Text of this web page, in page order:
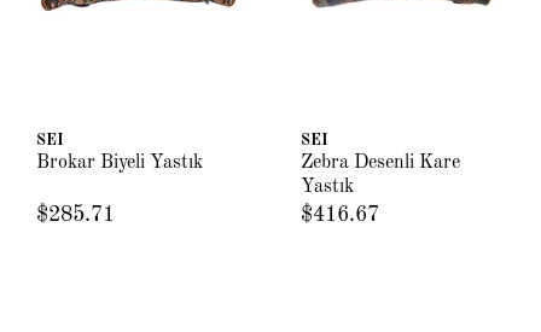
SEI
Brokar Biyeli Yastık
$285.71
SEI
Zebra Desenli Kare
Yastık
$416.67